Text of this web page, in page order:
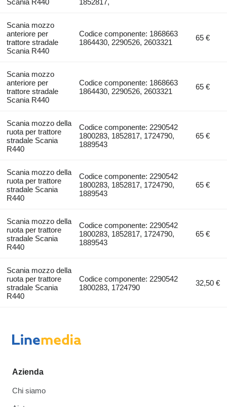
Scania mozzo
anteriore per
trattore stradale
Scania R440
Codice componente: 1868663
1864430, 2290526, 2603321
65 €
Scania mozzo
anteriore per
trattore stradale
Scania R440
Codice componente: 1868663
1864430, 2290526, 2603321
65 €
Scania mozzo della
ruota per trattore
stradale Scania
R440
Codice componente: 2290542
1800283, 1852817, 1724790,
1889543
65 €
Scania mozzo della
ruota per trattore
stradale Scania
R440
Codice componente: 2290542
1800283, 1852817, 1724790,
1889543
65 €
Scania mozzo della
ruota per trattore
stradale Scania
R440
Codice componente: 2290542
1800283, 1852817, 1724790,
1889543
65 €
Scania mozzo della
ruota per trattore
stradale Scania
R440
Codice componente: 2290542
1800283, 1724790
32,50 €
Azienda
Chi siamo